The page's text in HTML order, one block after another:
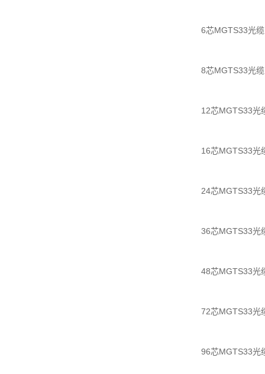
6芯MGTS33光
8芯MGTS33光
12芯MGTS33光
16芯MGTS33光
24芯MGTS33光
36芯MGTS33光
48芯MGTS33光
72芯MGTS33光
96芯MGTS33光